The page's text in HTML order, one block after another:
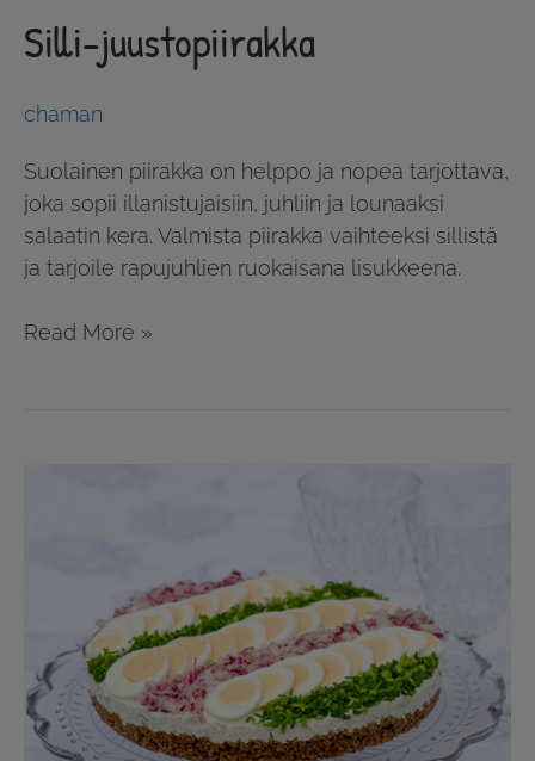
Silli-juustopiirakka
chaman
Suolainen piirakka on helppo ja nopea tarjottava,
joka sopii illanistujaisiin, juhliin ja lounaaksi
salaatin kera. Valmista piirakka vaihteeksi sillistä
ja tarjoile rapujuhlien ruokaisana lisukkeena.
Read More »